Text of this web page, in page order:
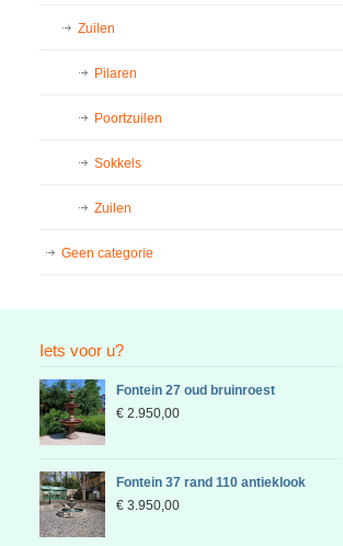
Zuilen
Pilaren
Poortzuilen
Sokkels
Zuilen
Geen categorie
Iets voor u?
Fontein 27 oud bruinroest
€ 2.950,00
Fontein 37 rand 110 antieklook
€ 3.950,00